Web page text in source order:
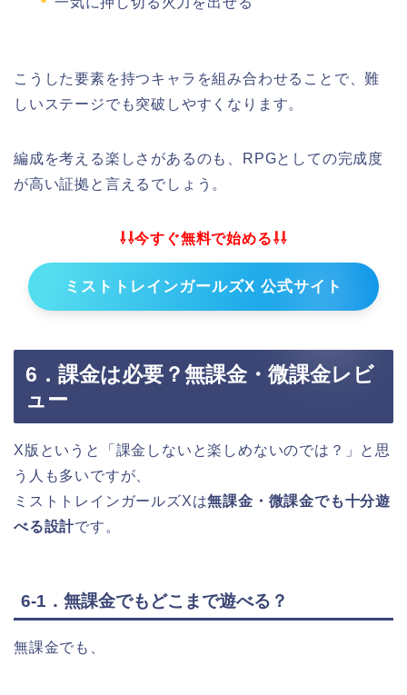
こうした要素を持つキャラを組み合わせることで、難
しいステージでも突破しやすくなります。
編成を考える楽しさがあるのも、RPGとしての完成度
が高い証拠と言えるでしょう。
⇩⇩今すぐ無料で始める⇩⇩
ミストトレインガールズX 公式サイト
6．課金は必要？無課金・微課金レビ
ュー
X版というと「課金しないと楽しめないのでは？」と思
う人も多いですが、
ミストトレインガールズXは無課金・微課金でも十分遊
べる設計です。
6-1．無課金でもどこまで遊べる？
無課金でも、